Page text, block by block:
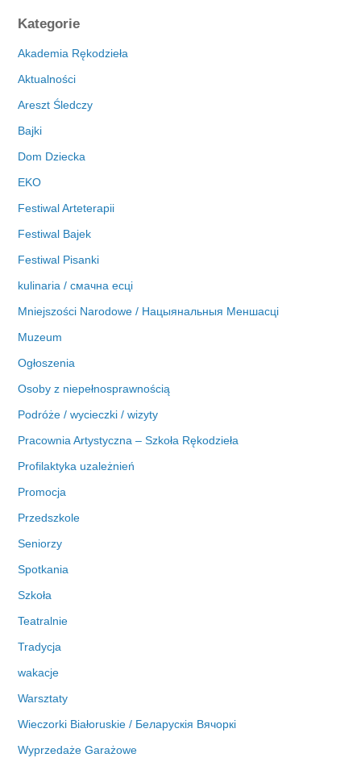
c
h
i
a
Kategorie
Akademia Rękodzieła
Aktualności
Areszt Śledczy
Bajki
Dom Dziecka
EKO
Festiwal Arteterapii
Festiwal Bajek
Festiwal Pisanki
kulinaria / смачна есці
Mniejszości Narodowe / Нацыянальныя Меншасці
Muzeum
Ogłoszenia
Osoby z niepełnosprawnością
Podróże / wycieczki / wizyty
Pracownia Artystyczna – Szkoła Rękodzieła
Profilaktyka uzależnień
Promocja
Przedszkole
Seniorzy
Spotkania
Szkoła
Teatralnie
Tradycja
wakacje
Warsztaty
Wieczorki Białoruskie / Беларускія Вячоркі
Wyprzedaże Garażowe